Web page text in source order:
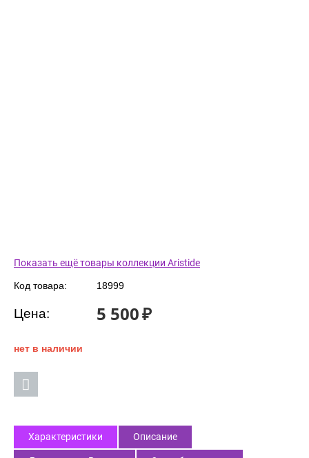
Показать ещё товары коллекции Aristide
Код товара: 18999
Цена: 5 500₽
нет в наличии
Характеристики Описание